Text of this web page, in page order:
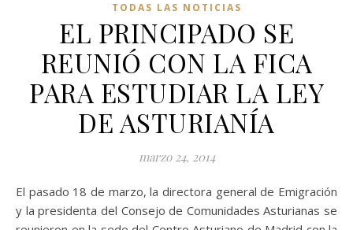
TODAS LAS NOTICIAS
EL PRINCIPADO SE
REUNIÓ CON LA FICA
PARA ESTUDIAR LA LEY
DE ASTURIANÍA
marzo 24, 2014
El pasado 18 de marzo, la directora general de Emigración
y la presidenta del Consejo de Comunidades Asturianas se